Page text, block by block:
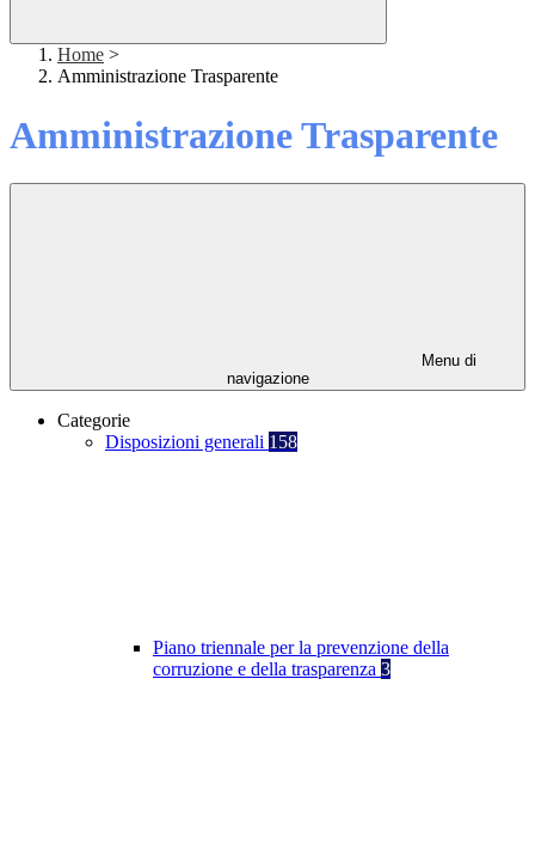
Home >
Amministrazione Trasparente
Amministrazione Trasparente
Menu di
navigazione
Categorie
Disposizioni generali 158
Piano triennale per la prevenzione della
corruzione e della trasparenza 3